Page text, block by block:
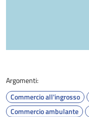
Argomenti:
Commercio all'ingrosso
Commercio ambulante